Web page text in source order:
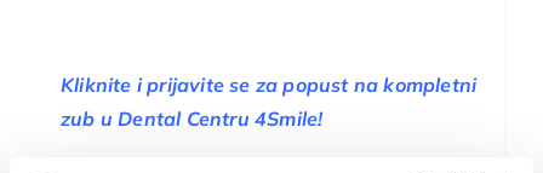
Kliknite i prijavite se za popust na kompletni
zub u Dental Centru 4Smile!